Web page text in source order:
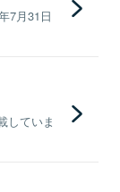
7月31日
していま